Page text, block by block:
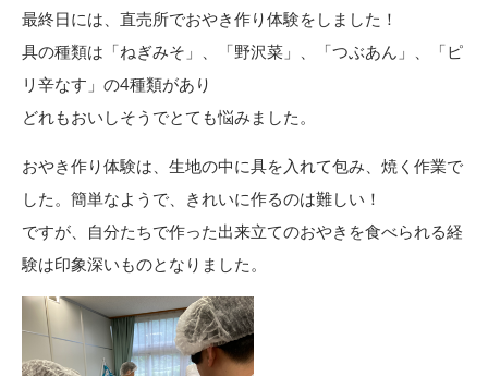
最終日には、直売所でおやき作り体験をしました！
具の種類は「ねぎみそ」、「野沢菜」、「つぶあん」、「ピ
リ辛なす」の4種類があり
どれもおいしそうでとても悩みました。
おやき作り体験は、生地の中に具を入れて包み、焼く作業で
した。簡単なようで、きれいに作るのは難しい！
ですが、自分たちで作った出来立てのおやきを食べられる経
験は印象深いものとなりました。